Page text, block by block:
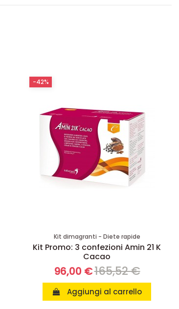
Kit dimagranti - Diete rapide
Kit Promo: 3 confezioni Amin 21 K
Cacao
96,00 €165,52 €
Aggiungi al carrello
-42%